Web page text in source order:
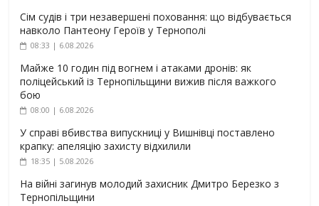
Сім судів і три незавершені поховання: що відбувається
навколо Пантеону Героїв у Тернополі
08:33 | 6.08.2026
Майже 10 годин під вогнем і атаками дронів: як
поліцейський із Тернопільщини вижив після важкого
бою
08:00 | 6.08.2026
У справі вбивства випускниці у Вишнівці поставлено
крапку: апеляцію захисту відхилили
18:35 | 5.08.2026
На війні загинув молодий захисник Дмитро Березко з
Тернопільщини